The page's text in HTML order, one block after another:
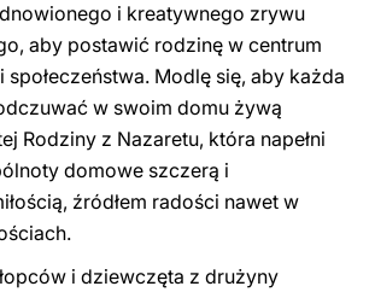
i kreatywnego zrywu
aby postawić rodzinę w centrum
społeczeństwa. Modlę się, aby każda
w swoim domu żywą
Rodziny z Nazaretu, która napełni
domowe szczerą i
źródłem radości nawet w
i dziewczęta z drużyny